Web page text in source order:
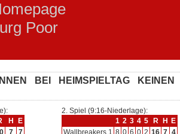
BEI HEIMSPIELTAG KEINEN
H
E
7
7
2. Spiel (9:16-Niederlage):
1 2 3 4 5 R H
E
Wallbreakers 1 8 0 6 0 2 16 7 4